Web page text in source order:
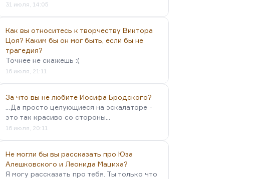
31 июля, 14:05
Как вы относитесь к творчеству Виктора
Цоя? Каким бы он мог быть, если бы не
трагедия?
Точнее не скажешь :(
16 июля, 21:11
За что вы не любите Иосифа Бродского?
...Да просто целующиеся на эскалаторе -
это так красиво со стороны...
16 июля, 20:11
Не могли бы вы рассказать про Юза
Алешковского и Леонида Мациха?
Я могу рассказать про тебя. Ты только что